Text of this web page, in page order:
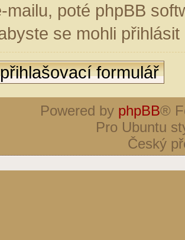
mailu, poté phpBB
se mohli
formulář
Powered by phpBB®
Pro Ubuntu
Český